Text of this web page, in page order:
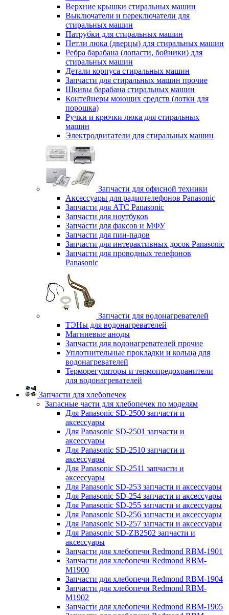
Верхние крышки стиральных машин
Выключатели и переключатели для
стиральных машин
Патрубки для стиральных машин
Петли люка (дверцы) для стиральных машин
Ребра барабана (лопасти, бойники) для
стиральных машин
Детали корпуса стиральных машин
Запчасти для стиральных машин прочие
Шкивы барабана стиральных машин
Контейнеры моющих средств (лотки для
порошка)
Ручки и крючки люка для стиральных
машин
Электродвигатели для стиральных машин
Запчасти для офисной техники
Аксессуары для радиотелефонов Panasonic
Запчасти для АТС Panasonic
Запчасти для ноутбуков
Запчасти для факсов и МФУ
Запчасти для пин-падов
Запчасти для интерактивных досок Panasonic
Запчасти для проводных телефонов
Panasonic
Запчасти для водонагревателей
ТЭНы для водонагревателей
Магниевые аноды
Запчасти для водонагревателей прочие
Уплотнительные прокладки и кольца для
водонагревателей
Терморегуляторы и термопредохранители
для водонагревателей
Запчасти для хлебопечек
Запасные части для хлебопечек по моделям
Для Panasonic SD-2500 запчасти и
аксессуары
Для Panasonic SD-2501 запчасти и
аксессуары
Для Panasonic SD-2510 запчасти и
аксессуары
Для Panasonic SD-2511 запчасти и
аксессуары
Для Panasonic SD-253 запчасти и аксессуары
Для Panasonic SD-254 запчасти и аксессуары
Для Panasonic SD-255 запчасти и аксессуары
Для Panasonic SD-256 запчасти и аксессуары
Для Panasonic SD-257 запчасти и аксессуары
Для Panasonic SD-ZB2502 запчасти и
аксессуары
Запчасти для хлебопечи Redmond RBM-1901
Запчасти для хлебопечи Redmond RBM-
M1900
Запчасти для хлебопечи Redmond RBM-1904
Запчасти для хлебопечи Redmond RBM-
M1902
Запчасти для хлебопечи Redmond RBM-1905